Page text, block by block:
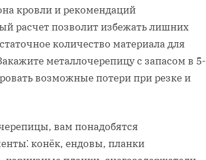
кровли и рекомендаций
расчет позволит избежать лишних
количество материала для
металлочерепицу с запасом в 5-
возможные потери при резке и
вам понадобятся
конёк, ендовы, планки